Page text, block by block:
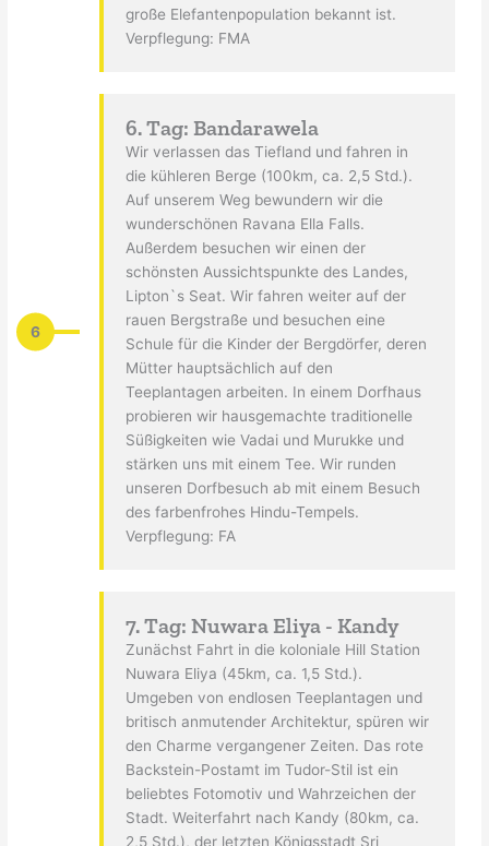
große Elefantenpopulation bekannt ist.
Verpflegung: FMA
6
6. Tag: Bandarawela
Wir verlassen das Tiefland und fahren in
die kühleren Berge (100km, ca. 2,5 Std.).
Auf unserem Weg bewundern wir die
wunderschönen Ravana Ella Falls.
Außerdem besuchen wir einen der
schönsten Aussichtspunkte des Landes,
Lipton`s Seat. Wir fahren weiter auf der
rauen Bergstraße und besuchen eine
Schule für die Kinder der Bergdörfer, deren
Mütter hauptsächlich auf den
Teeplantagen arbeiten. In einem Dorfhaus
probieren wir hausgemachte traditionelle
Süßigkeiten wie Vadai und Murukke und
stärken uns mit einem Tee. Wir runden
unseren Dorfbesuch ab mit einem Besuch
des farbenfrohes Hindu-Tempels.
Verpflegung: FA
7. Tag: Nuwara Eliya - Kandy
Zunächst Fahrt in die koloniale Hill Station
Nuwara Eliya (45km, ca. 1,5 Std.).
Umgeben von endlosen Teeplantagen und
britisch anmutender Architektur, spüren wir
den Charme vergangener Zeiten. Das rote
Backstein-Postamt im Tudor-Stil ist ein
beliebtes Fotomotiv und Wahrzeichen der
Stadt. Weiterfahrt nach Kandy (80km, ca.
2,5 Std.), der letzten Königsstadt Sri